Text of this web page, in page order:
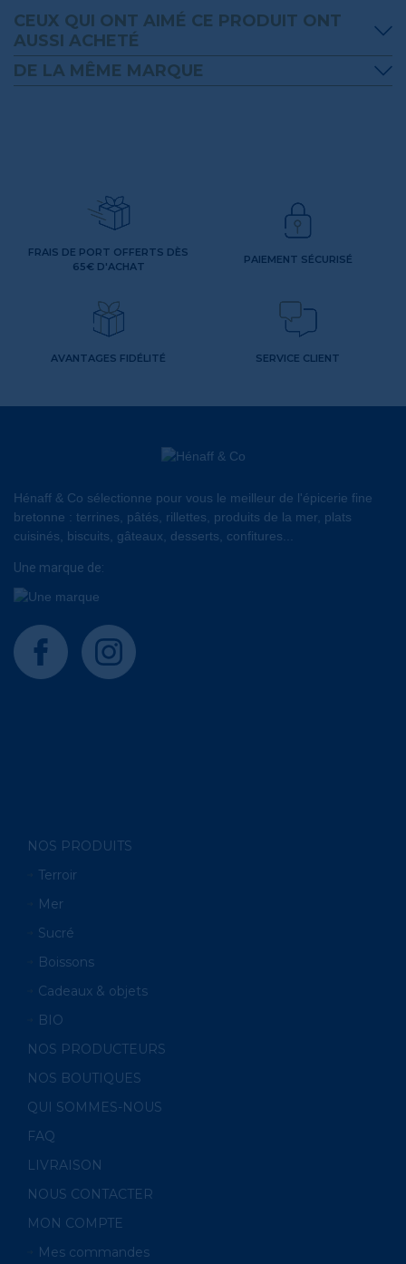
CEUX QUI ONT AIMÉ CE PRODUIT ONT
AUSSI ACHETÉ
DE LA MÊME MARQUE
FRAIS DE PORT OFFERTS DÈS
65€ D'ACHAT
PAIEMENT SÉCURISÉ
AVANTAGES FIDÉLITÉ SERVICE CLIENT
Hénaff & Co sélectionne pour vous le meilleur de l'épicerie fine
bretonne : terrines, pâtés, rillettes, produits de la mer, plats
cuisinés, biscuits, gâteaux, desserts, confitures...
Une marque de:
facebook instagram
NOS PRODUITS
Terroir
Mer
Sucré
Boissons
Cadeaux & objets
BIO
NOS PRODUCTEURS
NOS BOUTIQUES
QUI SOMMES-NOUS
FAQ
LIVRAISON
NOUS CONTACTER
MON COMPTE
Mes commandes